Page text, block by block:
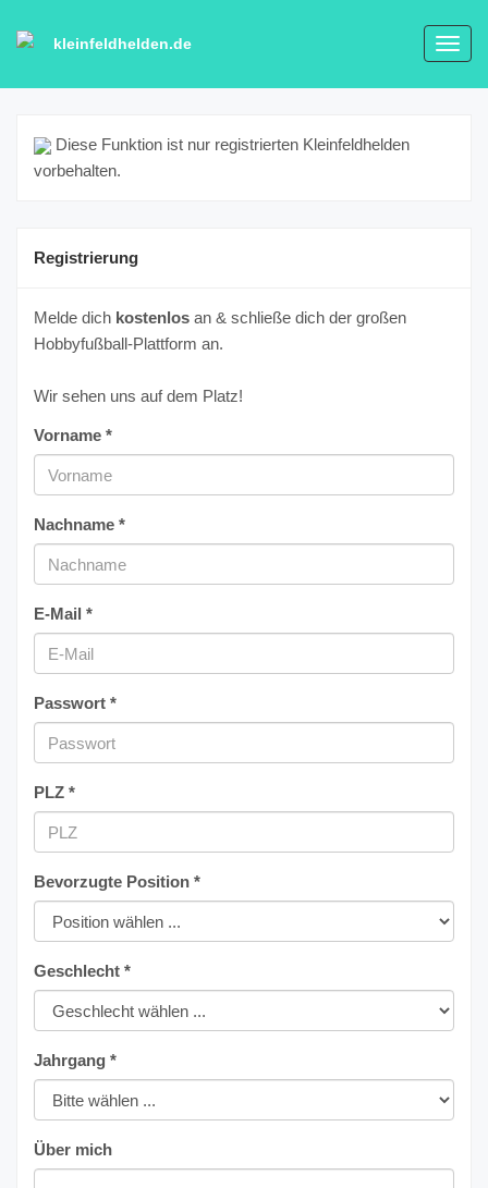
kleinfeldhelden.de
Diese Funktion ist nur registrierten Kleinfeldhelden
vorbehalten.
Registrierung
Melde dich kostenlos an & schließe dich der großen
Hobbyfußball-Plattform an.
Wir sehen uns auf dem Platz!
Vorname *
Nachname *
E-Mail *
Passwort *
PLZ *
Bevorzugte Position *
Geschlecht *
Jahrgang *
Über mich